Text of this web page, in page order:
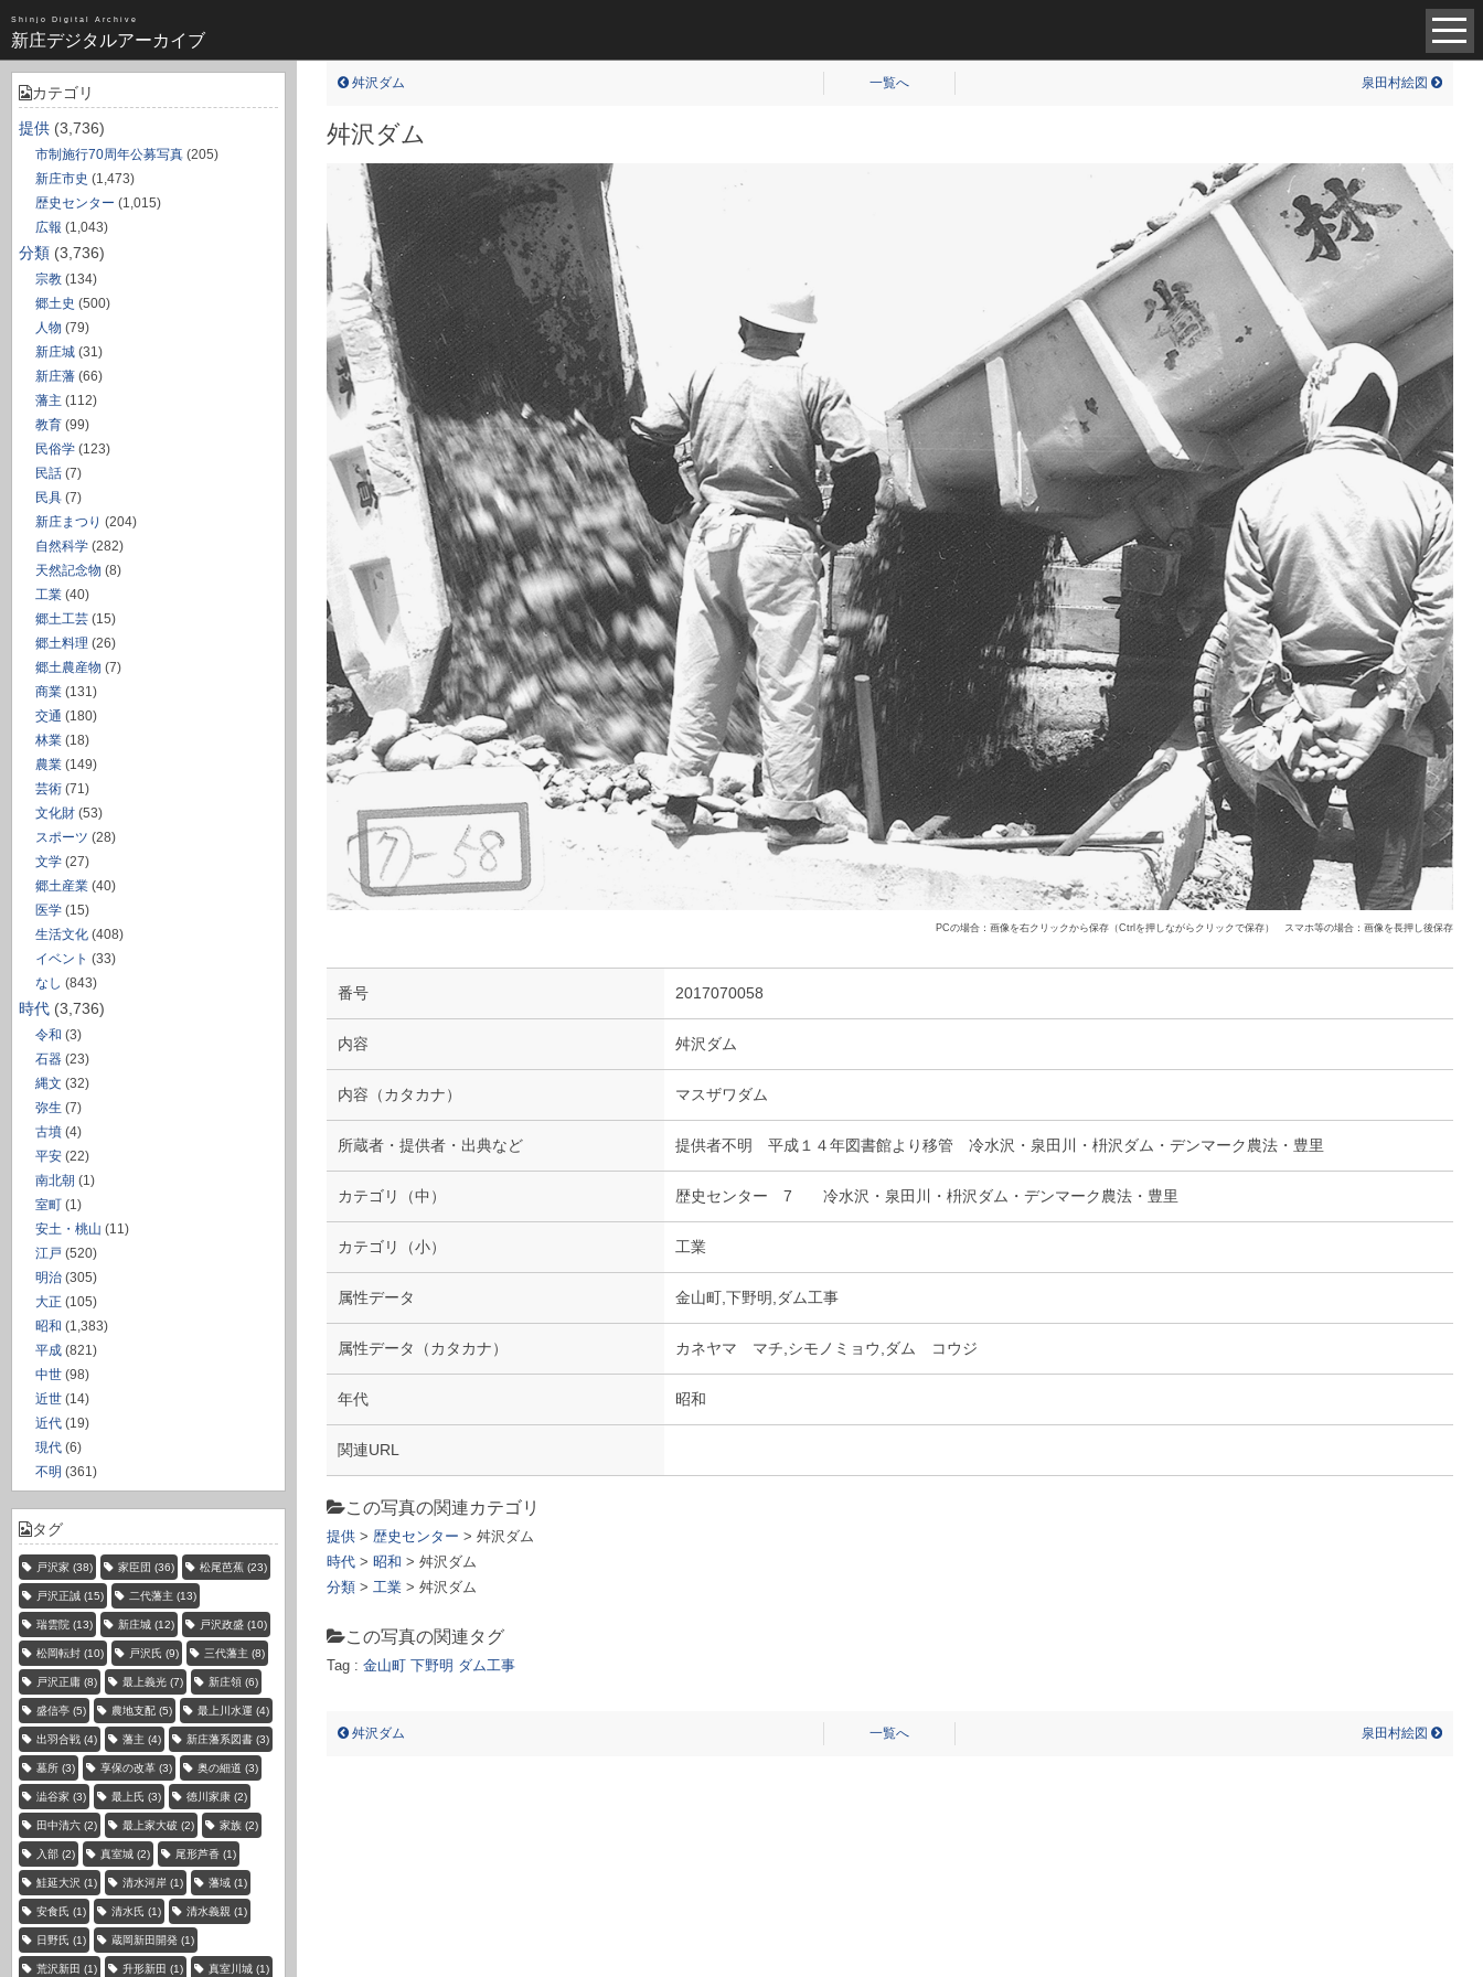
Shinjo Digital Archive
新庄デジタルアーカイブ
近世（14）
タグ全一覧
新庄デジタルアーカイブについて
カテゴリ
提供 (3,736)
市制施行70周年公募写真 (205)
新庄市史 (1,473)
歴史センター (1,015)
広報 (1,043)
分類 (3,736)
宗教 (134)
郷土史 (500)
人物 (79)
新庄城 (31)
新庄藩 (66)
藩主 (112)
教育 (99)
民俗学 (123)
民話 (7)
民具 (7)
新庄まつり (204)
自然科学 (282)
天然記念物 (8)
工業 (40)
郷土工芸 (15)
郷土料理 (26)
郷土農産物 (7)
商業 (131)
交通 (180)
林業 (18)
農業 (149)
芸術 (71)
文化財 (53)
スポーツ (28)
文学 (27)
郷土産業 (40)
医学 (15)
生活文化 (408)
イベント (33)
なし (843)
時代 (3,736)
令和 (3)
石器 (23)
縄文 (32)
弥生 (7)
古墳 (4)
平安 (22)
南北朝 (1)
室町 (1)
安土・桃山 (11)
江戸 (520)
明治 (305)
大正 (105)
昭和 (1,383)
平成 (821)
中世 (98)
近世 (14)
近代 (19)
現代 (6)
不明 (361)
タグ
戸沢家 (38) 家臣団 (36) 松尾芭蕉 (23)
戸沢正誠 (15) 二代藩主 (13)
瑞雲院 (13) 新庄城 (12) 戸沢政盛 (10)
松岡転封 (10) 戸沢氏 (9) 三代藩主 (8)
戸沢正庸 (8) 最上義光 (7) 新庄領 (6)
盛信亭 (5) 農地支配 (5) 最上川水運 (4)
出羽合戦 (4) 藩主 (4) 新庄藩系図書 (3)
墓所 (3) 享保の改革 (3) 奥の細道 (3)
澁谷家 (3) 最上氏 (3) 徳川家康 (2)
田中清六 (2) 最上家大破 (2) 家族 (2)
入部 (2) 真室城 (2) 尾形芦香 (1)
鮭延大沢 (1) 清水河岸 (1) 藩域 (1)
安食氏 (1) 清水氏 (1) 清水義親 (1)
日野氏 (1) 蔵岡新田開発 (1)
荒沢新田 (1) 升形新田 (1) 真室川城 (1)
舛沢ダム 一覧へ 泉田村絵図
舛沢ダム
PCの場合：画像を右クリックから保存（Ctrlを押しながらクリックで保存） スマホ等の場合：画像を長押し後保存
番号 2017070058
内容 舛沢ダム
内容（カタカナ） マスザワダム
所蔵者・提供者・出典など 提供者不明 平成１４年図書館より移管 冷水沢・泉田川・枡沢ダム・デンマーク農法・豊里
カテゴリ（中） 歴史センター 7 冷水沢・泉田川・枡沢ダム・デンマーク農法・豊里
カテゴリ（小） 工業
属性データ 金山町,下野明,ダム工事
属性データ（カタカナ） カネヤマ マチ,シモノミョウ,ダム コウジ
年代 昭和
関連URL
この写真の関連カテゴリ
提供> 歴史センター > 舛沢ダム
時代> 昭和 > 舛沢ダム
分類> 工業> 舛沢ダム
この写真の関連タグ
Tag : 金山町 下野明 ダム工事
舛沢ダム 一覧へ 泉田村絵図